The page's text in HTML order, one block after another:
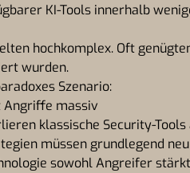
KI-Tools innerhalb
hochkomplex. Oft
wurden.
Szenario:
Angriffe massiv
klassische Security-Tools
müssen grundlegend
sowohl Angreifer